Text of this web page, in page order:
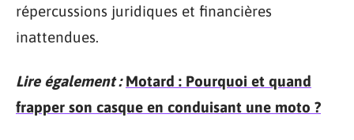
répercussions juridiques et financières
inattendues.
Lire également : Motard : Pourquoi et quand
frapper son casque en conduisant une moto ?